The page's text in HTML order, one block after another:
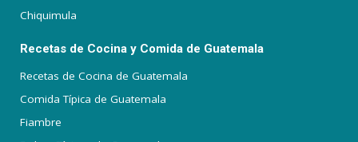
Chiquimula
Recetas de Cocina y Comida de Guatemala
Recetas de Cocina de Guatemala
Comida Típica de Guatemala
Fiambre